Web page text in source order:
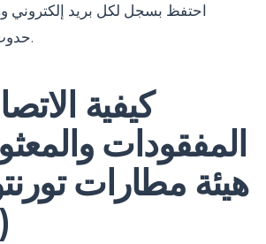
احتفظ بسجل لكل بريد إلكتروني
حدوث تأخير أو خطأ.
كيفية
المفقودات
هيئة مطارات